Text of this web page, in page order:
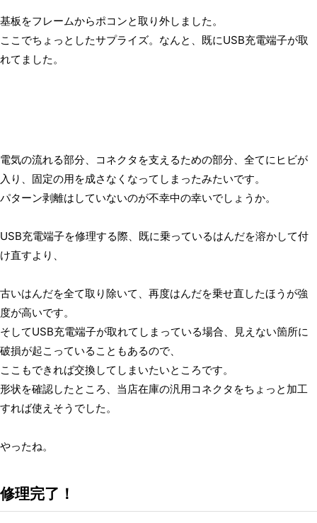
基板をフレームからポコンと取り外しました。
ここでちょっとしたサプライズ。なんと、既にUSB充電端子が取
れてました。
電気の流れる部分、コネクタを支えるための部分、全てにヒビが
入り、固定の用を成さなくなってしまったみたいです。
パターン剥離はしていないのが不幸中の幸いでしょうか。
USB充電端子を修理する際、既に乗っているはんだを溶かして付
け直すより、
古いはんだを全て取り除いて、再度はんだを乗せ直したほうが強
度が高いです。
そしてUSB充電端子が取れてしまっている場合、見えない箇所に
破損が起こっていることもあるので、
ここもできれば交換してしまいたいところです。
形状を確認したところ、当店在庫の汎用コネクタをちょっと加工
すれば使えそうでした。
やったね。
修理完了！